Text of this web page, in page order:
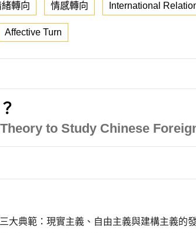
轉向 情感轉向 International
Affective Turn
to Study Chinese
大典範：現實主義、自由主義與建構主義的